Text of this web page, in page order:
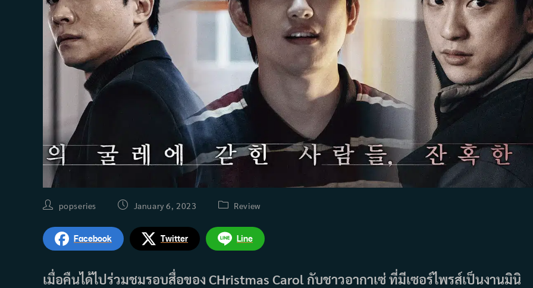
Postpopseries
Post January 6, 2023
PostReview
Facebook Twitter Line
เมื่อคืนได้ไปร่วมชมรอบสื่อของ CHristmas Carol กับชาวอากาเซ่ ที่มีเซอร์ไพรส์เป็นงานมินิ